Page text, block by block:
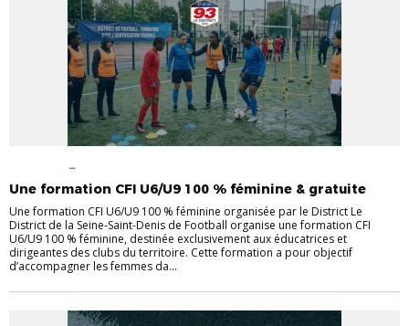
PRATIQUES CLUBS
Une formation CFI U6/U9 100 % féminine & gratuite
Une formation CFI U6/U9 100 % féminine organisée par le District Le
District de la Seine-Saint-Denis de Football organise une formation CFI
U6/U9 100 % féminine, destinée exclusivement aux éducatrices et
dirigeantes des clubs du territoire. Cette formation a pour objectif
d’accompagner les femmes da...